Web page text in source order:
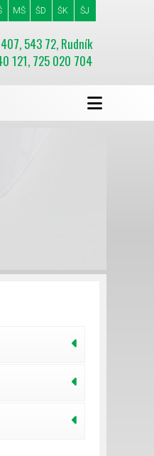
543 72, Rudník
121, 725 020 704
MŠ ŠD ŠK ŠJ